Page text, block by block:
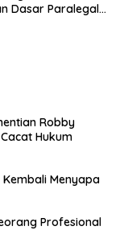
Dasar Paralegal
Robby
Hukum
Menyapa
Profesional